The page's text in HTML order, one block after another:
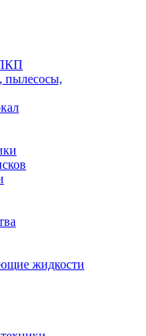
пылесосы,
жидкости